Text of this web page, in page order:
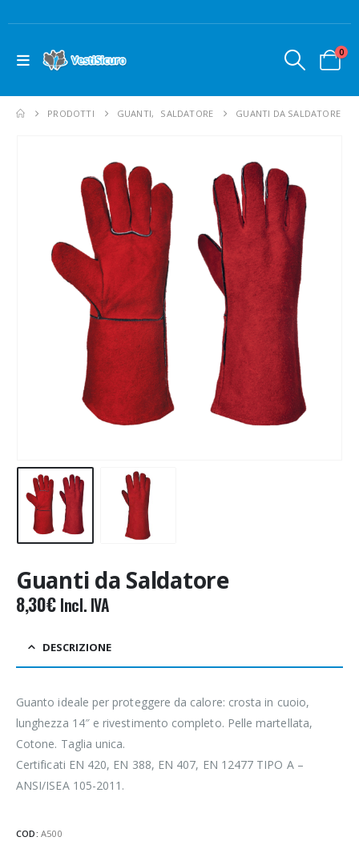
0
PRODOTTI GUANTI, SALDATORE GUANTI DA SALDATORE
Guanti da Saldatore
8,30€ Incl. IVA
DESCRIZIONE
Guanto ideale per proteggere da calore: crosta in cuoio,
lunghezza 14″ e rivestimento completo. Pelle martellata,
Cotone. Taglia unica.
Certificati EN 420, EN 388, EN 407, EN 12477 TIPO A –
ANSI/ISEA 105-2011.
COD: A500